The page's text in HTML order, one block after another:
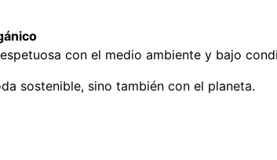
con el medio ambiente y bajo
sostenible, sino también con el planeta.